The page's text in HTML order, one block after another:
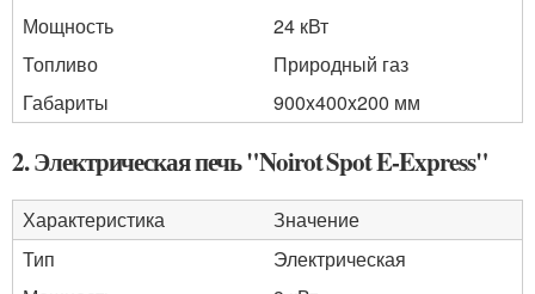
Мощность
24 кВт
Топливо
Природный газ
Габариты
900x400x200 мм
2. Электрическая печь "Noirot Spot E-Express"
Характеристика
Значение
Тип
Электрическая